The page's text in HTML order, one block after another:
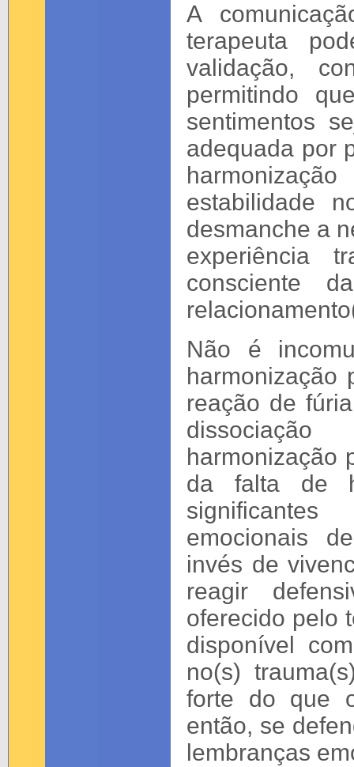
A
terapeuta
validação,
permitindo
sentimentos
adequada por
estabilidade
desmanche a
experiência
consciente
Não é
harmonização
reação de
harmonização
da falta de
emocionais
invés de
reagir
oferecido pelo
disponível
no(s)
forte do que
então, se
lembranças